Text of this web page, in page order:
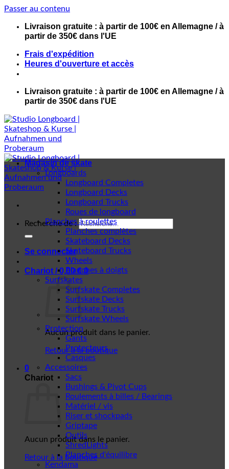
Passer au contenu
Livraison gratuite : à partir de 100€ en Allemagne / à
partir de 350€ dans l'UE
Frais d'expédition
Heures d'ouverture et accès
Livraison gratuite : à partir de 100€ en Allemagne / à
partir de 350€ dans l'UE
Recherche de :
Se connecter
Chariot /0,00€ 0
Aucun produit dans le panier.
Retour à la boutique
0
Chariot
Aucun produit dans le panier.
Retour à la boutique
Magasin de skate
Longboards
Longboard Completes
Longboard Decks
Longboard Trucks
Roues de longboard
Planches à roulettes
Planches complètes
Skateboard Decks
Skateboard Trucks
Wheels
Planches à doigts
Surfskates
Surfskate Completes
Surfskate Decks
Surfskate Trucks
Surfskate Wheels
Protection
Gants
Protecteurs
Casques
Accessoires
Sacs
Bushings & Pivot Cups
Roulements à billes / Bearings
Matériel / vis
Riser et shockpads
Griptape
Outils
ShredLights
Planches d'équilibre
Kendama